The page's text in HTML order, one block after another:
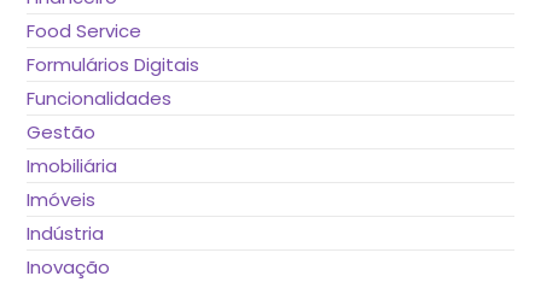
Food Service
Formulários Digitais
Funcionalidades
Gestão
Imobiliária
Imóveis
Indústria
Inovação